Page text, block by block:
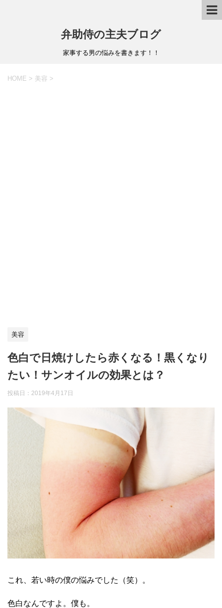
弁助侍の主夫ブログ
家事する男の悩みを書きます！！
HOME > 美容 >
美容
色白で日焼けしたら赤くなる！黒くなり
たい！サンオイルの効果とは？
投稿日： 2019年4月17日
これ、若い時の僕の悩みでした（笑）。
色白なんですよ。僕も。